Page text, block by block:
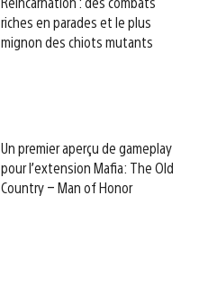
riches en parades et le plus
mignon des chiots mutants
Un premier aperçu de gameplay
pour l’extension Mafia: The Old
Country – Man of Honor